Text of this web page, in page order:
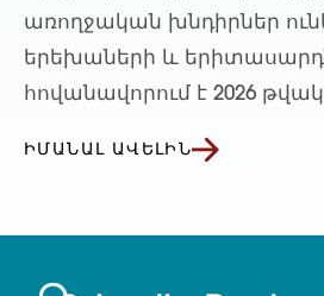
առողջական խնդիրներ
երեխաների և
հովանավորում է 2026
ԻՄԱՆԱԼ ԱՎԵԼԻՆ